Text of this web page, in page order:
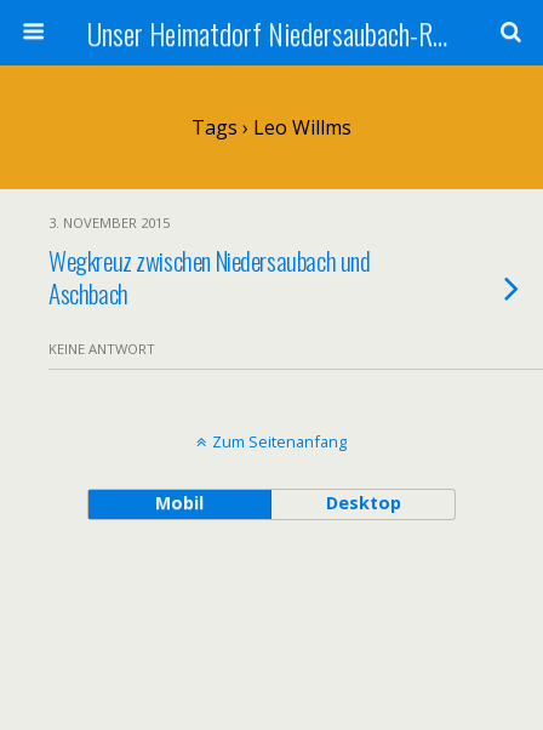
Unser Heimatdorf Niedersaubach-Rümmelbach
Tags › Leo Willms
3. NOVEMBER 2015
Wegkreuz zwischen Niedersaubach und
Aschbach
KEINE ANTWORT
Zum Seitenanfang
Mobil Desktop